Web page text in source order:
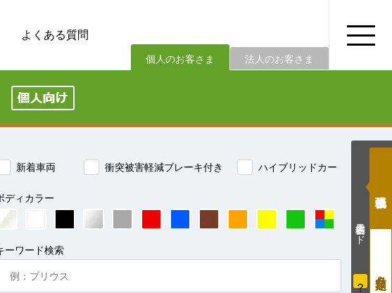
よくある質問
個人のお客さま 法人のお客さま
新着車両
衝突被害軽減ブレーキ付き ハイブリッドカー
ディカラー
ーワード検索
価格表示モード
？